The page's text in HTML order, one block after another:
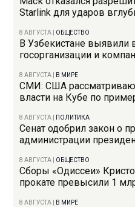
Starlink для ударов
8 АВГУСТА ОБЩЕСТВО
В Узбекистане выявили
госорганизации и
8 АВГУСТА В МИРЕ
СМИ: США
власти на Кубе по
8 АВГУСТА ПОЛИТИКА
Сенат одобрил закон о
администрации
8 АВГУСТА ОБЩЕСТВО
Сборы «Одиссеи»
прокате превысили 1
8 АВГУСТА В МИРЕ